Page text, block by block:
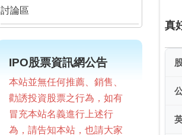
討論區
IPO股票資訊網公告
本站並無任何推薦、銷售、
勸誘投資股票之行為，如有
冒充本站名義進行上述行
為，請告知本站，也請大家
真